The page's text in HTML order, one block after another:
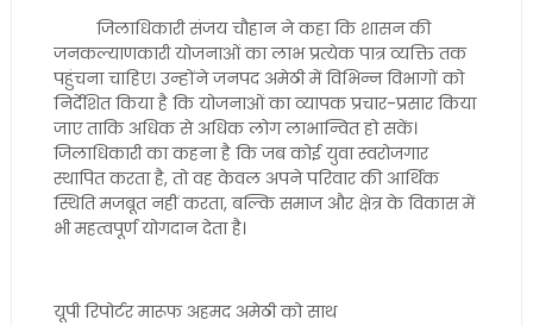
जिलाधिकारी संजय चौहान ने कहा कि शासन की
जनकल्याणकारी योजनाओं का लाभ प्रत्येक पात्र व्यक्ति तक
पहुंचना चाहिए। उन्होंने जनपद अमेठी में विभिन्न विभागों को
निर्देशित किया है कि योजनाओं का व्यापक प्रचार-प्रसार किया
जाए ताकि अधिक से अधिक लोग लाभान्वित हो सकें।
जिलाधिकारी का कहना है कि जब कोई युवा स्वरोजगार
स्थापित करता है, तो वह केवल अपने परिवार की आर्थिक
स्थिति मजबूत नहीं करता, बल्कि समाज और क्षेत्र के विकास में
भी महत्वपूर्ण योगदान देता है।
यूपी रिपोर्टर मारूफ अहमद अमेठी को साथ